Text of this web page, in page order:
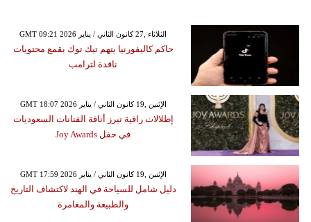
GMT 09:21 2026 الثلاثاء ,27 كانون الثاني / يناير
حاكم كاليفورنيا يتهم تيك توك بقمع محتويات
ناقدة لترامب
GMT 18:07 2026 الإثنين ,19 كانون الثاني / يناير
إطلالات راقية تبرز أناقة الفنانات السعوديات
في حفل Joy Awards
GMT 17:59 2026 الإثنين ,19 كانون الثاني / يناير
دليل شامل للسياحة في الهند لاكتشاف التاريخ
والطبيعة والمغامرة